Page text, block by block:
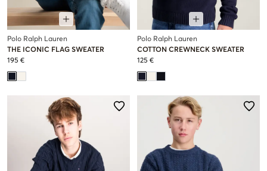
Polo Ralph Lauren
THE ICONIC FLAG SWEATER
195 €
Polo Ralph Lauren
COTTON CREWNECK SWEATER
125 €